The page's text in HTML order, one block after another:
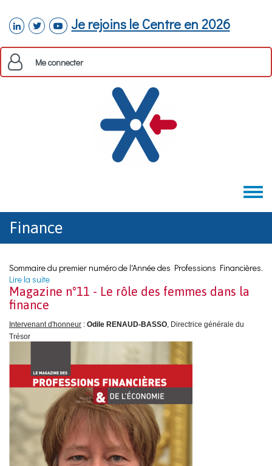
linkedintwitteryoutube
Je rejoins le Centre en 2026
Me connecter
Toggle
Finance
Sommaire du premier numéro de l'Année des Professions Financières.
Lire la suite
FINANCIÈRES 2006
Magazine n°11 - Le rôle des femmes dans la
finance
Intervenant d'honneur : Odile RENAUD-BASSO, Directrice générale du
Trésor